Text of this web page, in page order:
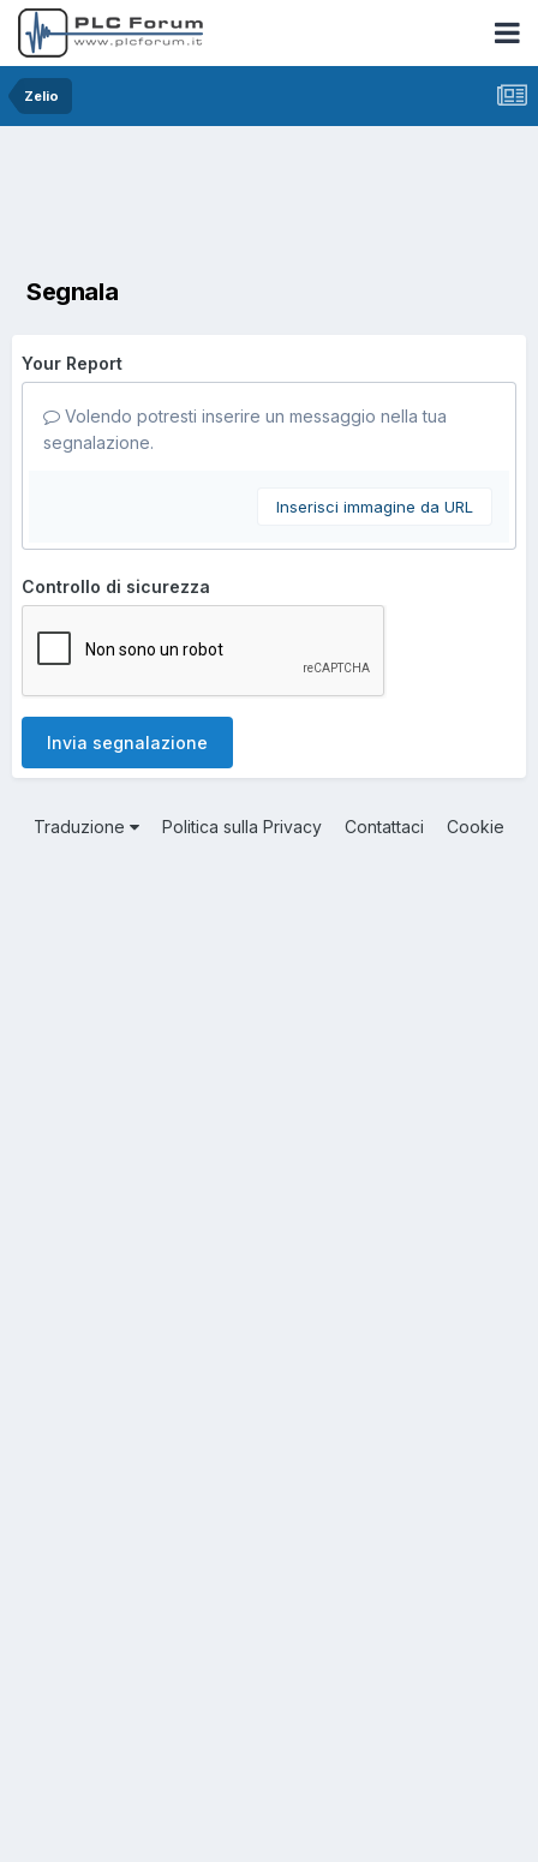
Zelio
Segnala
Your Report
Volendo potresti inserire un messaggio nella tua
segnalazione.
Inserisci immagine da URL
Controllo di sicurezza
Invia segnalazione
Traduzione Politica sulla Privacy Contattaci Cookie